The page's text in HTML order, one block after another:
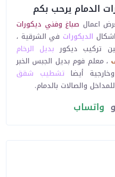
الدمام يرحب بكم
اعمال صباغ وفني ديكورات
الديكورات في الشرقية ،
تركيب ديكور بديل الرخام
، معلم فوم بديل الجبس الخبر
أيضا تشطيب شقق
والصالات بالدمام.
واتساب